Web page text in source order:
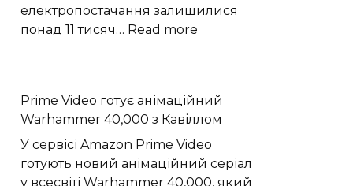
електропостачання залишилися
понад 11 тисяч… Read more
лінії
електропередачі
на
Хмельниччині
Prime Video готує анімаційний
Warhammer 40,000 з Кавіллом
У сервісі Amazon Prime Video
готують новий анімаційний серіал
у всесвіті Warhammer 40,000, який